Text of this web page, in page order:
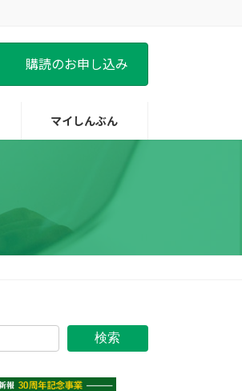
購読のお申し込み
マイしんぶん
検索